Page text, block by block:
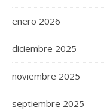
enero 2026
diciembre 2025
noviembre 2025
septiembre 2025